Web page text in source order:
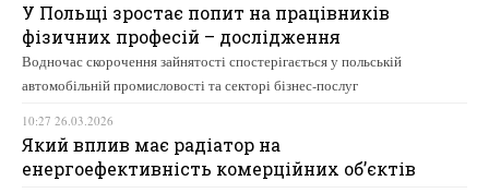
У Польщі зростає попит на працівників
фізичних професій – дослідження
Водночас скорочення зайнятості спостерігається у польській
автомобільній промисловості та секторі бізнес-послуг
10:27 26.03.2026
Який вплив має радіатор на
енергоефективність комерційних об’єктів